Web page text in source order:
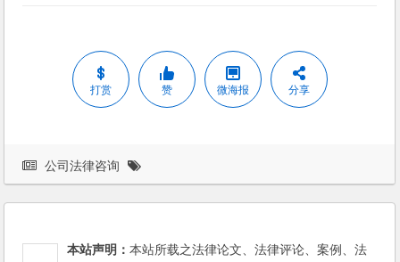
打赏 赞 微海报 分享
公司法律咨询
本站声明：本站所载之法律论文、法律评论、案例、法